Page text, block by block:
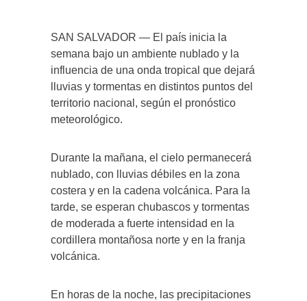
SAN SALVADOR — El país inicia la
semana bajo un ambiente nublado y la
influencia de una onda tropical que dejará
lluvias y tormentas en distintos puntos del
territorio nacional, según el pronóstico
meteorológico.
Durante la mañana, el cielo permanecerá
nublado, con lluvias débiles en la zona
costera y en la cadena volcánica. Para la
tarde, se esperan chubascos y tormentas
de moderada a fuerte intensidad en la
cordillera montañosa norte y en la franja
volcánica.
En horas de la noche, las precipitaciones